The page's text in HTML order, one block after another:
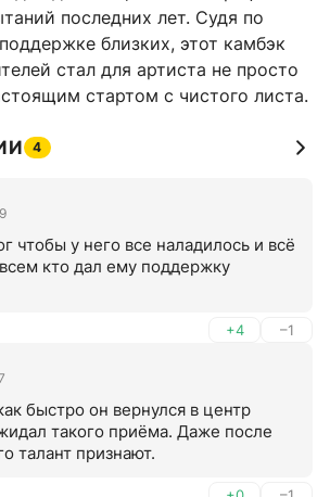
последних лет. Судя по
близких, этот камбэк
стал для артиста не просто
стартом с чистого листа.
4
чтобы у него все наладилось и всё
кто дал ему поддержку
+4 –1
быстро он вернулся в центр
такого приёма. Даже после
талант признают.